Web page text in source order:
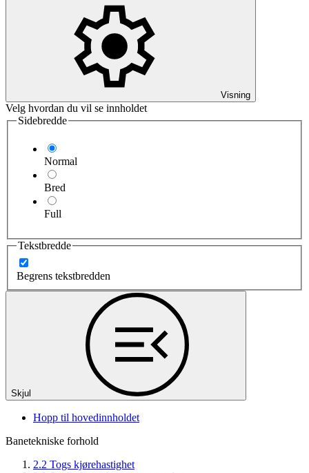
Visning
Velg hvordan du vil se innholdet
Sidebredde
Normal
Bred
Full
Tekstbredde
Begrens tekstbredden
Skjul
Hopp til hovedinnholdet
Banetekniske forhold
2.2 Togs kjørehastighet